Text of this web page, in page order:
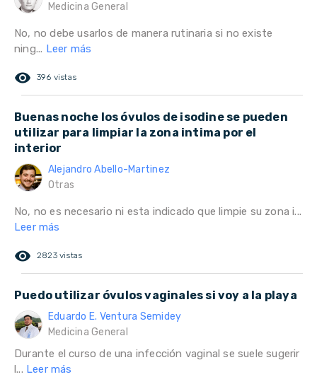
Medicina General
No, no debe usarlos de manera rutinaria si no existe
ning... Leer más
remove_red_eye 396 vistas
Buenas noche los óvulos de isodine se pueden
utilizar para limpiar la zona intima por el
interior
Alejandro Abello-Martinez
Otras
No, no es necesario ni esta indicado que limpie su zona i...
Leer más
remove_red_eye 2823 vistas
Puedo utilizar óvulos vaginales si voy a la playa
Eduardo E. Ventura Semidey
Medicina General
Durante el curso de una infección vaginal se suele sugerir
l... Leer más